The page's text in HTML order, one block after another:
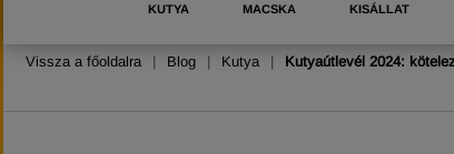
KUTYA MACSKA KISÁLLAT
Vissza a főoldalra | Blog | Kutya | Kutyaútlevél 2024: